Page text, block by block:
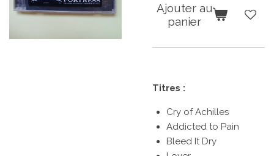
Ajouter au
panier
Titres :
Cry of Achilles
Addicted to Pain
Bleed It Dry